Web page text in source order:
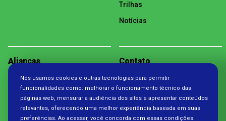
Trilhas
Notícias
Alianças Contato
Política de Privacidade
Nós usamos cookies e outras tecnologias para permitir
funcionalidades como: melhorar o funcionamento técnico das
páginas web, mensurar a audiência dos sites e apresentar conteúdos
relevantes, oferecendo uma melhor experiência baseada em suas
preferências. Ao acessar, você concorda com essas condições.